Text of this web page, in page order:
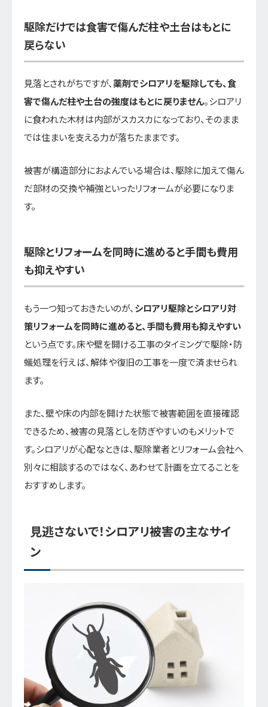
駆除だけでは食害で傷んだ柱や土台はもとに
戻らない
見落とされがちですが、薬剤でシロアリを駆除しても、食
害で傷んだ柱や土台の強度はもとに戻りません。シロアリ
に食われた木材は内部がスカスカになっており、そのまま
では住まいを支える力が落ちたままです。
被害が構造部分におよんでいる場合は、駆除に加えて傷ん
だ部材の交換や補強といったリフォームが必要になりま
す。
駆除とリフォームを同時に進めると手間も費用
も抑えやすい
もう一つ知っておきたいのが、シロアリ駆除とシロアリ対
策リフォームを同時に進めると、手間も費用も抑えやすい
という点です。床や壁を開ける工事のタイミングで駆除・防
蟻処理を行えば、解体や復旧の工事を一度で済ませられ
ます。
また、壁や床の内部を開けた状態で被害範囲を直接確認
できるため、被害の見落としを防ぎやすいのもメリットで
す。シロアリが心配なときは、駆除業者とリフォーム会社へ
別々に相談するのではなく、あわせて計画を立てることを
おすすめします。
見逃さないで！シロアリ被害の主なサイ
ン